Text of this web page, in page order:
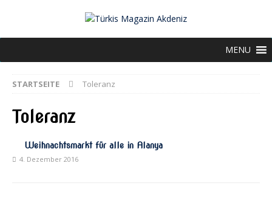
MENU
STARTSEITE Toleranz
Toleranz
Weihnachtsmarkt für alle in Alanya
4. Dezember 2016